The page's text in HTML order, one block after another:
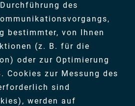
des
bestimmter, von Ihnen
(z. B. für die
oder zur Optimierung
Cookies zur Messung des
sind
werden auf